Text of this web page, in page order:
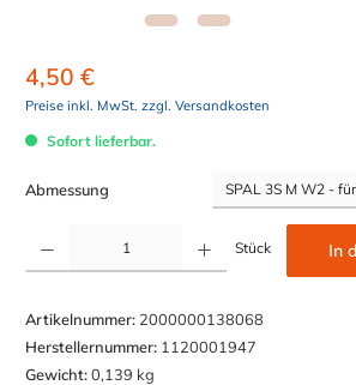
4,50 €
Preise inkl. MwSt. zzgl. Versandkosten
Sofort lieferbar.
Abmessung
Produkt Anzahl: Gib den gewünschten Wert ein oder
Stück In
Artikelnummer: 2000000138068
Herstellernummer: 1120001947
Gewicht:0,139 kg